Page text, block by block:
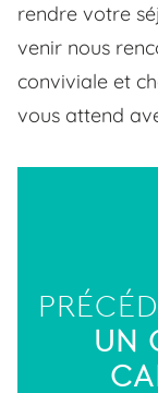
rendre votre
venir nous
conviviale et
vous attend
UN